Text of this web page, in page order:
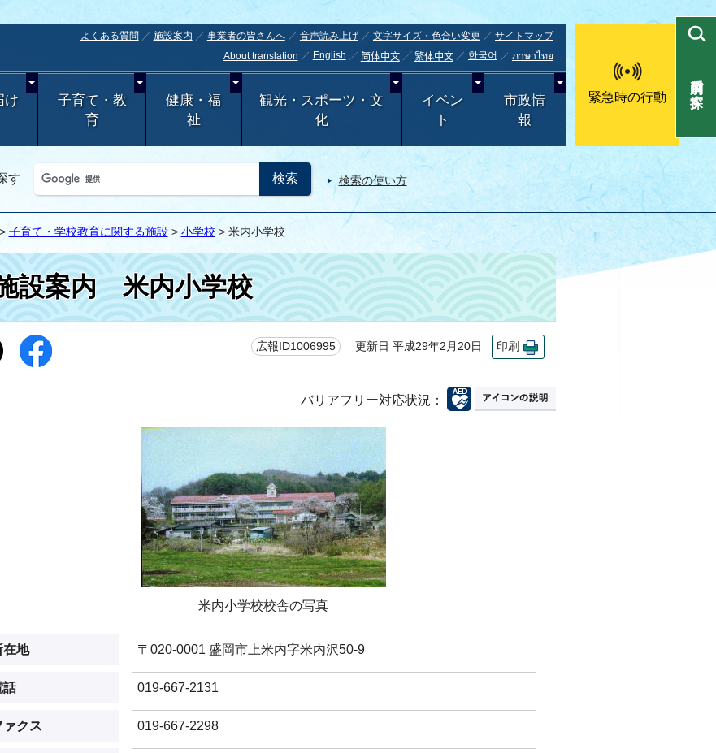
よくある質問 施設案内 事業者の皆さんへ 音声読み上げ 文字サイズ・色合い変更
サイトマップ
About translation
English 简体中文 繁体中文 한국어 ภาษาไทย
け
子育て・教
育
健康・福
祉
観光・スポーツ・文
化
イベン
ト
市政情
報
緊急時の行動
す 検索の使い方
目的別で探す
> 子育て・学校教育に関する施設> 小学校 > 米内小学校
設案内米内小学校
広報ID1006995 更新日 平成29年2月20日 印刷
バリアフリー対応状況：
米内小学校校舎の写真
在地 〒020-0001 盛岡市上米内字米内沢50-9
話 019-667-2131
ァクス 019-667-2298